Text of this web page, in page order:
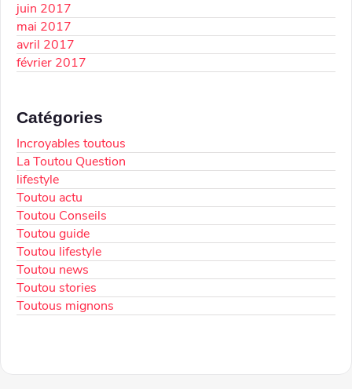
juin 2017
mai 2017
avril 2017
février 2017
Catégories
Incroyables toutous
La Toutou Question
lifestyle
Toutou actu
Toutou Conseils
Toutou guide
Toutou lifestyle
Toutou news
Toutou stories
Toutous mignons